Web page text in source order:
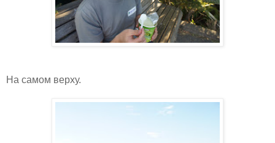
На самом верху.